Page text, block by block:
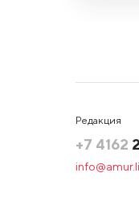
Редакция
+7 4162